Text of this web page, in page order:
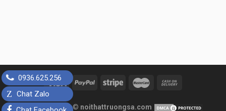
0936.625.256
Z Chat Zalo
Copyright 2026 © noithattruongsa.com